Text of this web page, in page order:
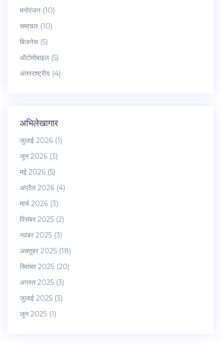
मनोरंजन (10)
समाचार (10)
बिजनेस (5)
ऑटोमोबाइल (5)
अंतरराष्ट्रीय (4)
अभिलेखागार
जुलाई 2026 (1)
जून 2026 (3)
मई 2026 (5)
अप्रैल 2026 (4)
मार्च 2026 (3)
दिसंबर 2025 (2)
नवंबर 2025 (3)
अक्तूबर 2025 (18)
सितंबर 2025 (20)
अगस्त 2025 (3)
जुलाई 2025 (3)
जून 2025 (1)